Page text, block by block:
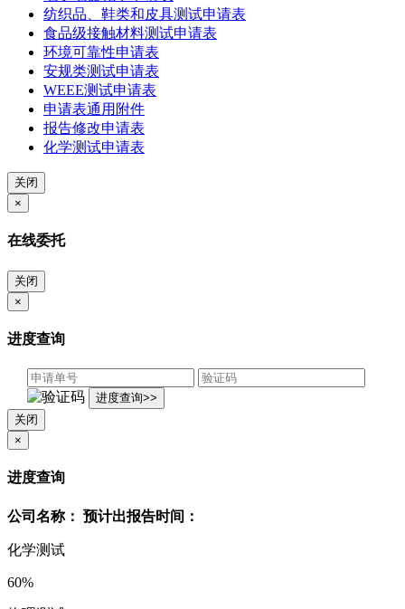
纺织品、鞋类和皮具测试申请表
食品级接触材料测试申请表
环境可靠性申请表
安规类测试申请表
WEEE测试申请表
申请表通用附件
报告修改申请表
化学测试申请表
关闭
×
在线委托
关闭
×
进度查询
关闭
×
进度查询
公司名称： 预计出报告时间：
化学测试
60%